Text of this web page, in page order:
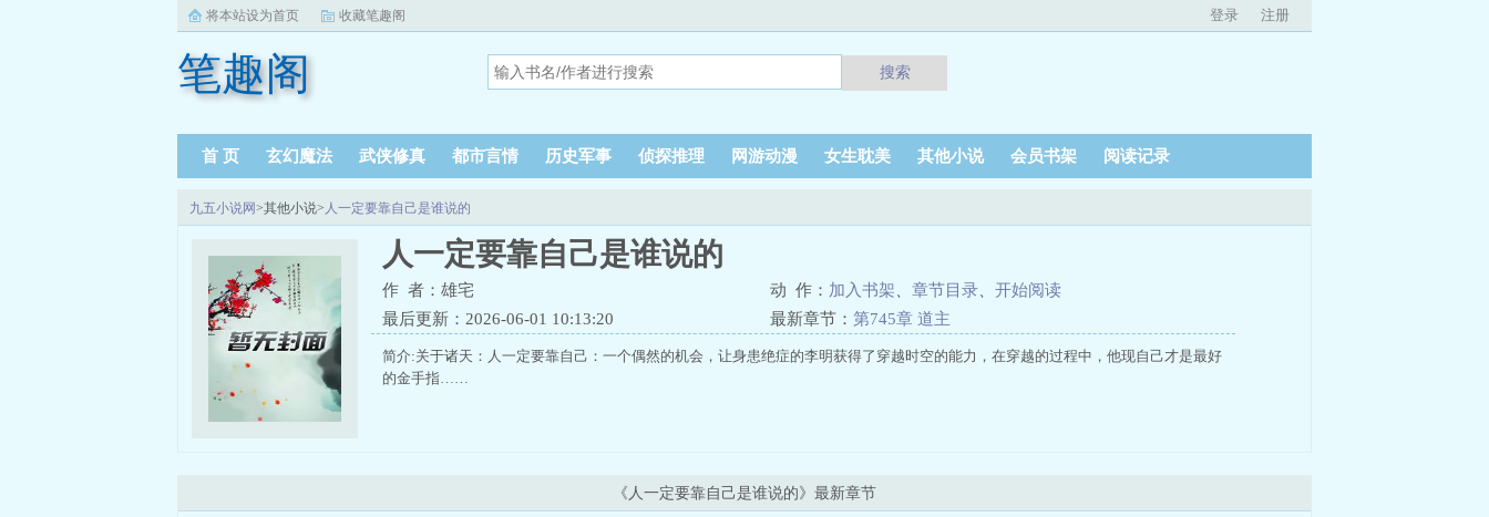
将本站设为首页 收藏笔趣阁 登录 注册
笔趣阁 搜索
首 页 玄幻魔法 武侠修真 都市言情 历史军事 侦探推理 网游动漫 女生耽美 其他小说 会员书架 阅读记录
九五小说网>其他小说> 人一定要靠自己是谁说的
人一定要靠自己是谁说的
作 者：雄宅 动 作： 加入书架 章节目录
开始阅读
最后更新：2026-06-01 10:13:20
最新章节： 第745章 道主
简介:关于诸天：人一定要靠自己：一个偶然的机会，让身患绝症的李明获得了穿越时空的能力，在穿越的过程中，他现自己才是最好
的金手指……
《人一定要靠自己是谁说的》最新章节